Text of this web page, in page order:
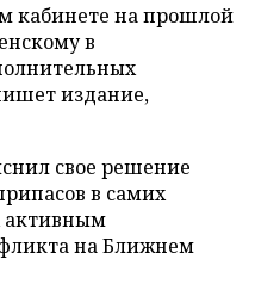
кабинете на прошлой
в
издание,
свое решение
в самих
активным
на Ближнем